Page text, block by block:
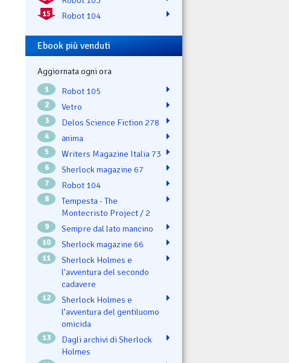
15 Robot 104
Ebook più venduti
Aggiornata ogni ora
1 Robot 105
2 Vetro
3 Delos Science Fiction 278
4 ənima
5 Writers Magazine Italia 73
6 Sherlock magazine 67
7 Robot 104
8
Tempesta - The
Montecristo Project / 2
9 Sempre dal lato mancino
10 Sherlock magazine 66
11
Sherlock Holmes e
l'avventura del secondo
cadavere
12
Sherlock Holmes e
l’avventura del gentiluomo
omicida
13
Dagli archivi di Sherlock
Holmes